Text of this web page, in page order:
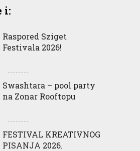
i:
Raspored Sziget
Festivala 2026!
Swashtara – pool party
na Zonar Rooftopu
FESTIVAL KREATIVNOG
PISANJA 2026.